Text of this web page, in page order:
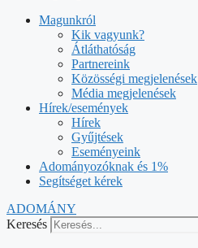
Magunkról
Kik vagyunk?
Átláthatóság
Partnereink
Közösségi megjelenések
Média megjelenések
Hírek/események
Hírek
Gyűjtések
Eseményeink
Adományozóknak és 1%
Segítséget kérek
ADOMÁNY
Keresés